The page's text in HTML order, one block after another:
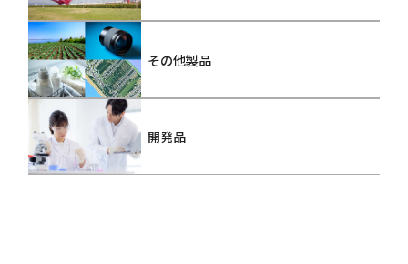
その他製品
開発品